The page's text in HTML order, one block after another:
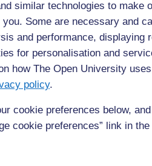
similar technologies to make
Some are necessary and
and performance, displaying
for personalisation and
how The Open University
policy.
cookie preferences below,
cookie preferences” link in